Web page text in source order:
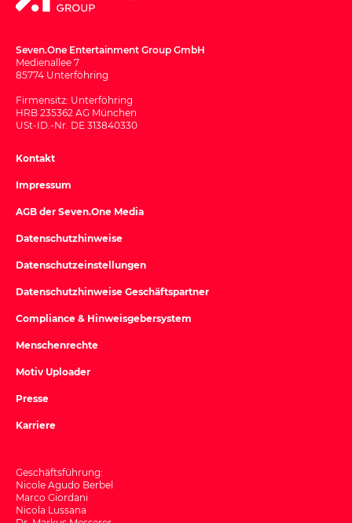
Seven.One Entertainment Group GmbH
Medienallee 7
85774 Unterföhring
Firmensitz: Unterföhring
HRB 235362 AG München
USt-ID.-Nr. DE 313840330
Kontakt
Impressum
AGB der Seven.One Media
Datenschutzhinweise
Datenschutzeinstellungen
Datenschutzhinweise Geschäftspartner
Compliance & Hinweisgebersystem
Menschenrechte
Motiv Uploader
Presse
Karriere
Geschäftsführung:
Nicole Agudo Berbel
Marco Giordani
Nicola Lussana